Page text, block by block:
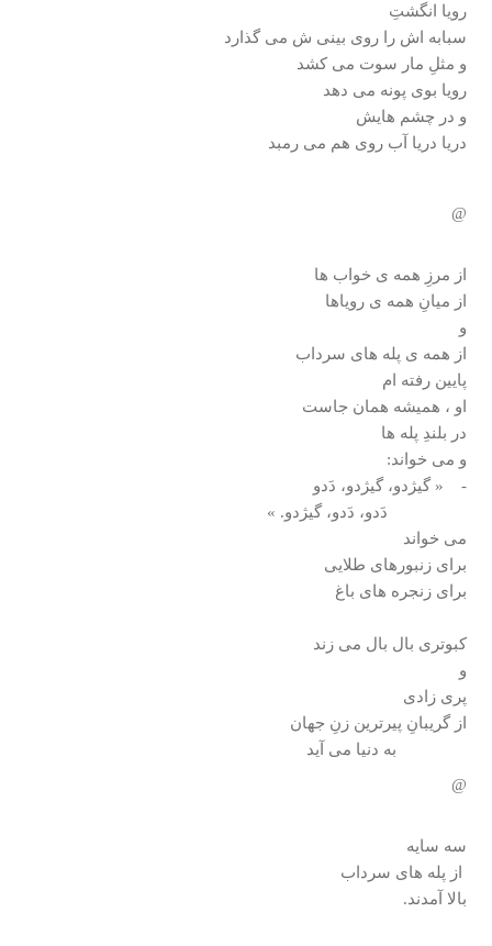
رويا انگشتِ
سبابه اش را روی بينی ش می گذارد
و مثلِ مار سوت می كشد
رويا بوی پونه می دهد
و در چشم هايش
دريا دريا آب روی هم می رمبد
@
از مرزِ همه ی خواب ها
از ميانِ همه ی روياها
و
از همه ی پله های سرداب
پايين رفته ام
او ، هميشه همان جاست
در بلندِ پله ها
و می خواند:
- « گيژدو، گيژدو، دَدو
دَدو، دَدو، گيژدو. »
می خواند
برای زنبورهای طلايی
برای زنجره های باغ
كبوتری بال بال می زند
و
پری زادی
از گريبانِ پيرترين زنِ جهان
به دنيا می آيد
@
سه سايه
از پله های سرداب
بالا آمدند.